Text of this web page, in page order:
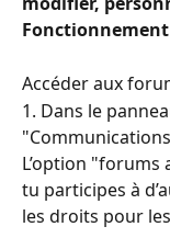
Accéder aux
1. Dans le
L’option
tu participes à
les droits pour